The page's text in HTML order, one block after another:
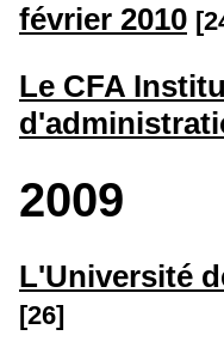
février 2010
Le CFA
2009
L'Université
[26]